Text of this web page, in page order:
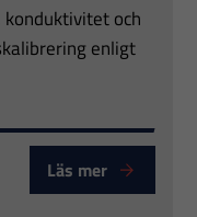
och
enligt
25-Datasheet-web
Läs mer